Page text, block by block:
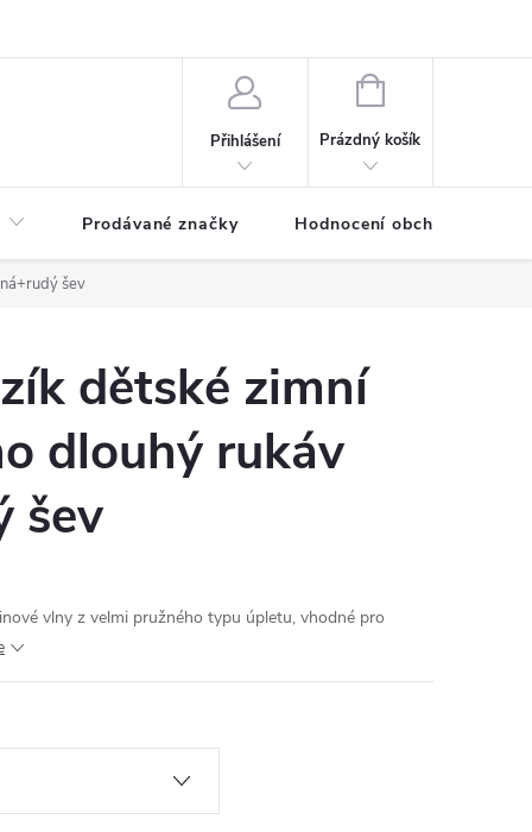
Přihlášení
NÁKUPNÍ
Prázdný košík
Prodávané značky Hodnocení obchodu
šev
dětské zimní
dlouhý rukáv
šev
vlny z velmi pružného typu úpletu, vhodné pro